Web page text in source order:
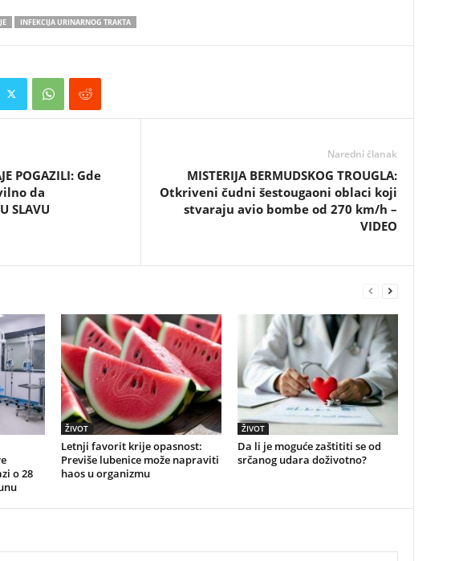
INFEKCIJA URINARNOG TRAKTA
POGAZILI: Gde
da
SLAVU
Naredni članak
MISTERIJA BERMUDSKOG TROUGLA:
Otkriveni čudni šestougaoni oblaci koji
stvaraju avio bombe od 270 km/h –
VIDEO
o 28
ŽIVOT
Letnji favorit krije opasnost:
Previše lubenice može napraviti
haos u organizmu
ŽIVOT
Da li je moguće zaštititi se od
srčanog udara doživotno?